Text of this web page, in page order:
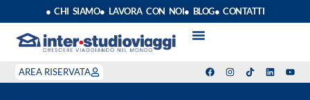
● CHI SIAMO● LAVORA CON NOI● BLOG● CONTATTI
AREA RISERVATA